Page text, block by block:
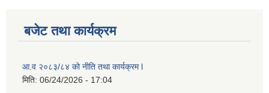
बजेट तथा कार्यक्रम
आ.व २०८३/८४ को नीति तथा कार्यक्रम l
मिति: 06/24/2026 - 17:04